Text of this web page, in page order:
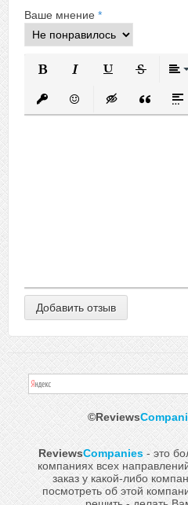
Ваше мнение *
Вставить защищенную
Вставить смайлик
ВставкаВставка
©Reviews
ReviewsCompanies- это
компаниях всех
заказ у какой-либо
посмотреть об этой